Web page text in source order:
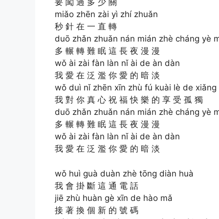
要 闖 過 多 少 關
miǎo zhēn zài yì zhí zhuǎn
秒 針 在 一 直 轉
duō zhǎn zhuǎn nán mián zhè cháng yè
多 輾 轉 難 眠 這 長 夜 漫 漫
wǒ ài zài fàn làn nǐ ài de àn dàn
我 愛 在 泛 濫 你 愛 的 暗 淡
wǒ duì nǐ zhēn xīn zhù fú kuài lè de xiǎng
我 對 你 真 心 祝 福 快 樂 的 享 受 孤 獨
duō zhǎn zhuǎn nán mián zhè cháng yè
多 輾 轉 難 眠 這 長 夜 漫 漫
wǒ ài zài fàn làn nǐ ài de àn dàn
我 愛 在 泛 濫 你 愛 的 暗 淡
wǒ huì guà duàn zhè tōng diàn huà
我 會 掛 斷 這 通 電 話
jiē zhù huàn gè xīn de hào mǎ
接 著 換 個 新 的 號 碼